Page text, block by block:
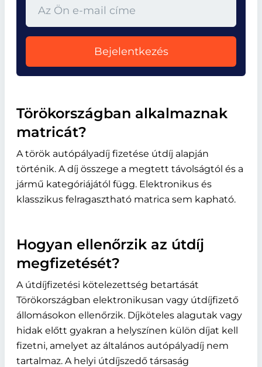
Bejelentkezés
Törökországban alkalmaznak
matricát?
A török autópályadíj fizetése útdíj alapján
történik. A díj összege a megtett távolságtól és a
jármű kategóriájától függ. Elektronikus és
klasszikus felragasztható matrica sem kapható.
Hogyan ellenőrzik az útdíj
megfizetését?
A útdíjfizetési kötelezettség betartását
Törökországban elektronikusan vagy útdíjfizető
állomásokon ellenőrzik. Díjköteles alagutak vagy
hidak előtt gyakran a helyszínen külön díjat kell
fizetni, amelyet az általános autópályadíj nem
tartalmaz. A helyi útdíjszedő társaság